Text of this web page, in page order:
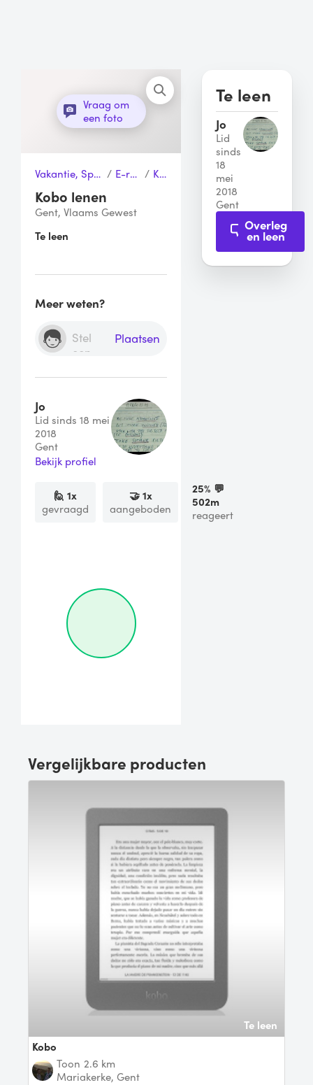
Vraag om
een foto
Vakantie, Sport & Vrije tijd / E-readers / Kobo
Kobo lenen
Gent, Vlaams Gewest
Te leen
Meer weten?
Plaatsen
Jo
Lid sinds 18 mei
2018
Gent
Bekijk profiel
🙋 1x
gevraagd
🤝1x
aangeboden
25% 💬
502m
reageert
Vergelijkbare producten
Te leen
Kobo
Toon 2.6 km
Mariakerke, Gent
Te leen
Jo
Lid
sinds
18
mei
2018
Gent
Overleg
en leen